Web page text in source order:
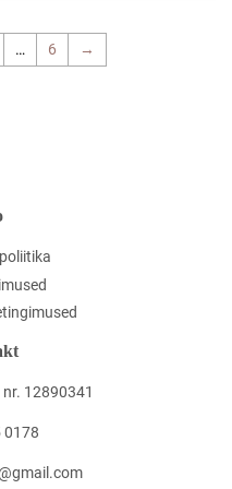
… 6 →
nr. 12890341
0178